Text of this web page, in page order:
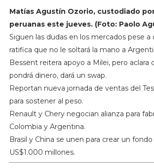
Matías Agustín Ozorio, custodiado
peruanas este jueves. (Foto: Paolo
Siguen las dudas en los mercados pese a
ratifica que no le soltará la mano a
Bessent reitera apoyo a Milei, pero aclara
pondrá dinero, dará un swap.
Reportan nueva jornada de ventas del
para sostener al peso.
Renault y Chery negocian alianza para
Colombia y Argentina.
Brasil y China se unen para crear un
US$1.000 millones.